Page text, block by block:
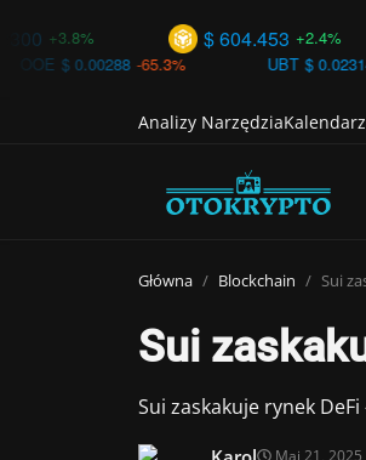
$ 604.453 +2.4%
UBT $ 0.02314 +14.9%
-65.3%
Analizy Narzędzia
Główna Blockchain Sui
Sui
Sui zaskakuje rynek